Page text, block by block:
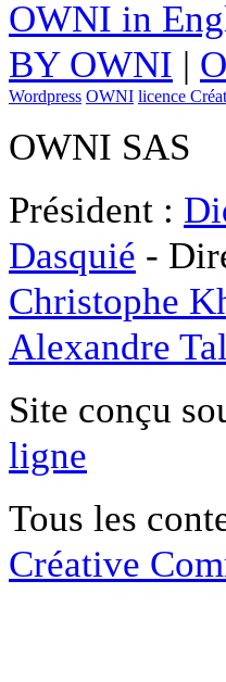
OWNI in
BY OWNI |
Wordpress OWNI licence
OWNI SAS
Président :
Dasquié -
Christophe
Alexandre
Site conçu
ligne
Tous les
Créative